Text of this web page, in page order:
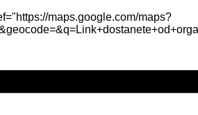
maps.google.com/maps?